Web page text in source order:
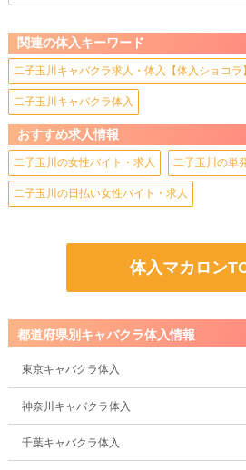
関連の体入キーワード
二子玉川キャバクラ求人・体入【体入ショコラ】
二子玉川キャバクラ体入
おすすめ求人情報
二子玉川の女性バイト・求人 二子玉川の単
二子玉川の日払い女性バイト・求人
体入マカロン
都道府県別キャバクラ体入情報
東京キャバクラ体入
神奈川キャバクラ体入
千葉キャバクラ体入